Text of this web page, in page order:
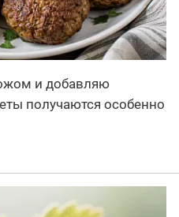
и добавляю
получаются особенно